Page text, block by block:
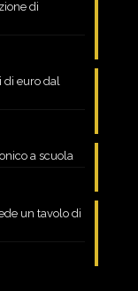
di
di euro dal
a scuola
un tavolo di